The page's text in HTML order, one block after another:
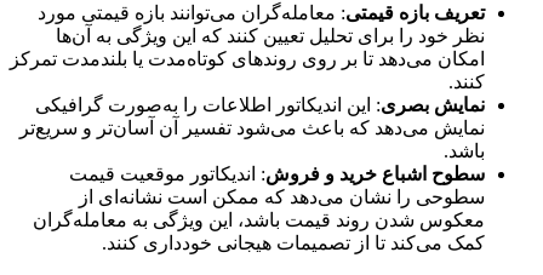
تعریف بازه قیمتی: معامله‌گران می‌توانند بازه قیمتی مورد
نظر خود را برای تحلیل تعیین کنند که این ویژگی به آن‌ها
امکان می‌دهد تا بر روی روندهای کوتاه‌مدت یا بلندمدت تمرکز
کنند.
نمایش بصری: این اندیکاتور اطلاعات را به‌صورت گرافیکی
نمایش می‌دهد که باعث می‌شود تفسیر آن آسان‌تر و سریع‌تر
باشد.
سطوح اشباع خرید و فروش: اندیکاتور موقعیت قیمت
سطوحی را نشان می‌دهد که ممکن است نشانه‌ای از
معکوس شدن روند قیمت باشد، این ویژگی به معامله‌گران
کمک می‌کند تا از تصمیمات هیجانی خودداری کنند.